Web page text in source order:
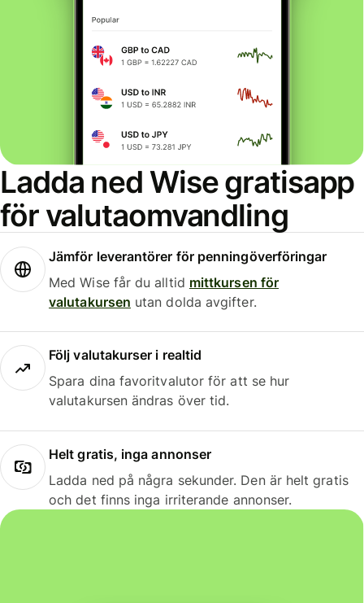
Ladda ned Wise gratisapp
för valutaomvandling
Jämför leverantörer för penningöverföringar
Med Wise får du alltid mittkursen för
valutakursen utan dolda avgifter.
Följ valutakurser i realtid
Spara dina favoritvalutor för att se hur
valutakursen ändras över tid.
Helt gratis, inga annonser
Ladda ned på några sekunder. Den är helt gratis
och det finns inga irriterande annonser.